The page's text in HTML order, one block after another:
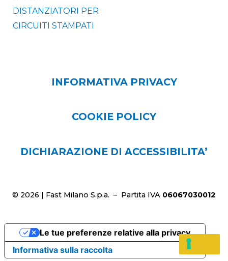
DISTANZIATORI PER
CIRCUITI STAMPATI
INFORMATIVA PRIVACY
COOKIE POLICY
DICHIARAZIONE DI ACCESSIBILITA’
© 2026 | Fast Milano S.p.a. – Partita IVA 06067030012
Informativa sulla raccolta
Le tue preferenze relative alla privacy